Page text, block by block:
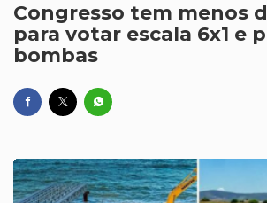
Congresso tem menos
para votar escala 6x1 e
bombas